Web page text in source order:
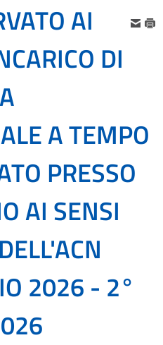
AI
DI
A TEMPO
PRESSO
AI SENSI
2026 - 2°